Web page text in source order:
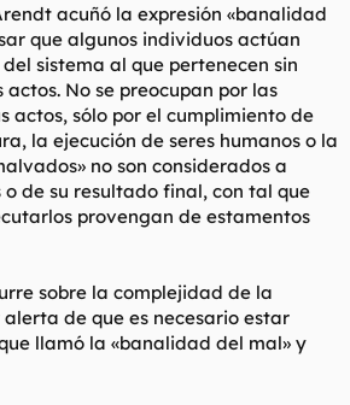
acuñó la expresión «banalidad
que algunos individuos actúan
sistema al que pertenecen sin
actos. No se preocupan por las
actos, sólo por el cumplimiento de
la ejecución de seres humanos o la
no son considerados a
de su resultado final, con tal que
provengan de estamentos
sobre la complejidad de la
alerta de que es necesario estar
llamó la «banalidad del mal» y